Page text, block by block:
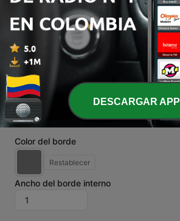
Color de fuente secundario
Restablecer
Bordes
Ancho del borde
Color del borde
Restablecer
Ancho del borde interno
DESCARGAR APP